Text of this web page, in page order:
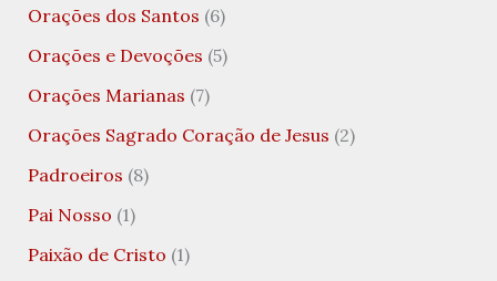
Orações dos Santos (6)
Orações e Devoções (5)
Orações Marianas (7)
Orações Sagrado Coração de Jesus (2)
Padroeiros (8)
Pai Nosso (1)
Paixão de Cristo (1)